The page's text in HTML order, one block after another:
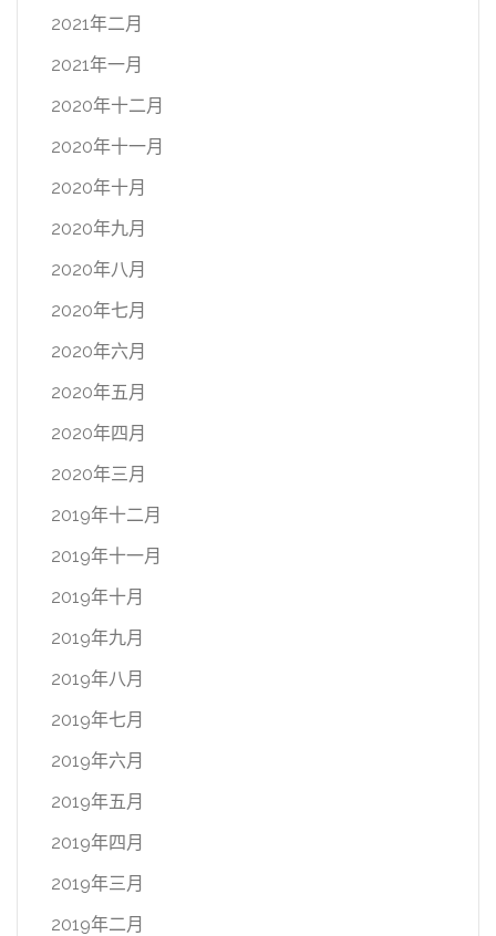
2021年二月
2021年一月
2020年十二月
2020年十一月
2020年十月
2020年九月
2020年八月
2020年七月
2020年六月
2020年五月
2020年四月
2020年三月
2019年十二月
2019年十一月
2019年十月
2019年九月
2019年八月
2019年七月
2019年六月
2019年五月
2019年四月
2019年三月
2019年二月